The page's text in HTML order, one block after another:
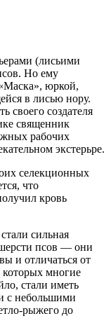
(лисьими
Но ему
юркой,
в лисью нору.
своего создателя
священник
рабочих
экстерьре.
селекционных
что
кровь
сильная
псов — они
и отличаться от
многие
стали иметь
с небольшими
рыжего до